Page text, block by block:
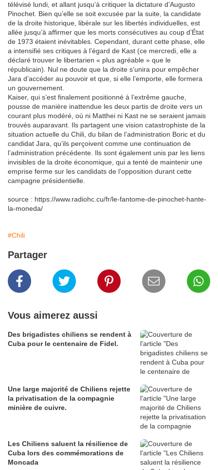
télévisé lundi, et allant jusqu’à critiquer la dictature d’Augusto
Pinochet. Bien qu’elle se soit excusée par la suite, la candidate
de la droite historique, libérale sur les libertés individuelles, est
allée jusqu’à affirmer que les morts consécutives au coup d’État
de 1973 étaient inévitables. Cependant, durant cette phase, elle
a intensifié ses critiques à l’égard de Kast (ce mercredi, elle a
déclaré trouver le libertarien « plus agréable » que le
républicain). Nul ne doute que la droite s’unira pour empêcher
Jara d’accéder au pouvoir et que, si elle l’emporte, elle formera
un gouvernement.
Kaiser, qui s’est finalement positionné à l’extrême gauche,
pousse de manière inattendue les deux partis de droite vers un
courant plus modéré, où ni Matthei ni Kast ne se seraient jamais
trouvés auparavant. Ils partagent une vision catastrophiste de la
situation actuelle du Chili, du bilan de l’administration Boric et du
candidat Jara, qu’ils perçoivent comme une continuation de
l’administration précédente. Ils sont également unis par les liens
invisibles de la droite économique, qui a tenté de maintenir une
emprise ferme sur les candidats de l’opposition durant cette
campagne présidentielle.
source : https://www.radiohc.cu/fr/le-fantome-de-pinochet-hante-
la-moneda/
#Chili
Partager
Vous aimerez aussi
Des brigadistes chiliens se rendent à
Cuba pour le centenaire de Fidel.
Une large majorité de Chiliens rejette
la privatisation de la compagnie
minière de cuivre.
Les Chiliens saluent la résilience de
Cuba lors des commémorations de
Moncada